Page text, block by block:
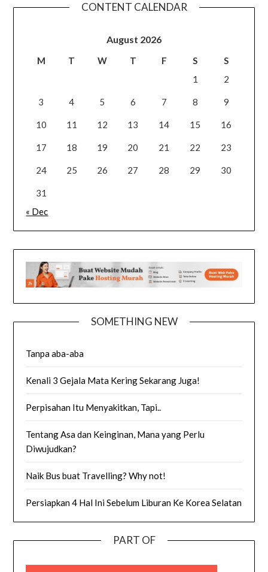
CONTENT CALENDAR
August 2026
M T W T F S
S
1
2
3 4 5 6 7 8 9
10 11 12 13 14 15 16
17 18 19 20 21 22 23
24 25 26 27 28 29 30
31
« Dec
SOMETHING NEW
Tanpa aba-aba
Kenali 3 Gejala Mata Kering Sekarang Juga!
Perpisahan Itu Menyakitkan, Tapi..
Tentang Asa dan Keinginan, Mana yang Perlu
Diwujudkan?
Naik Bus buat Travelling? Why not!
Persiapkan 4 Hal Ini Sebelum Liburan Ke Korea Selatan
PART OF